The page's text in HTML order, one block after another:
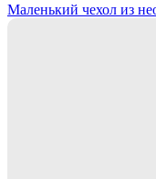
Маленький чехол из